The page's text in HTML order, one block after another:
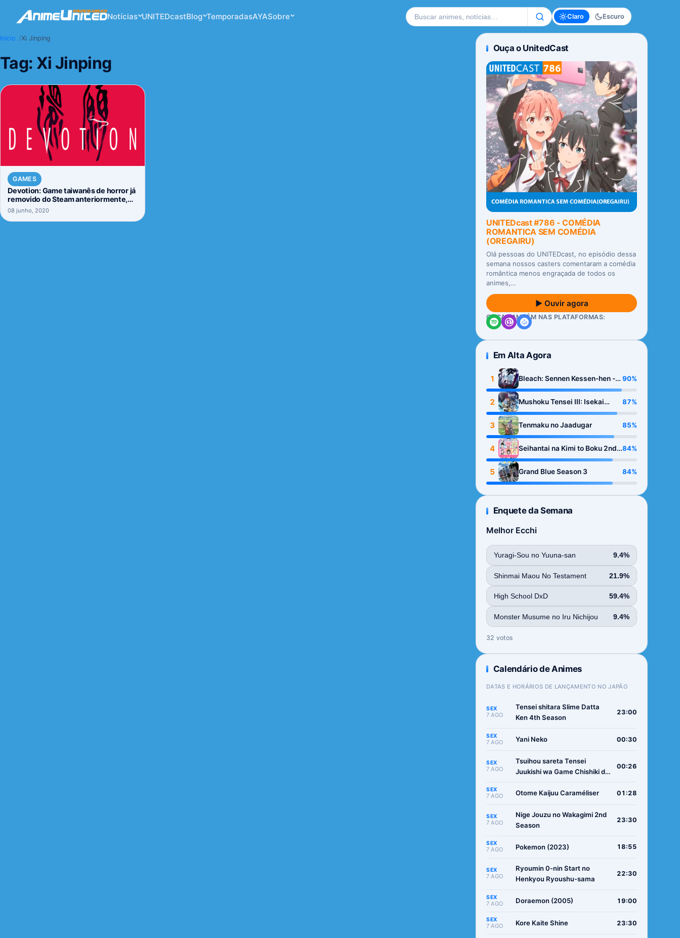
Notícias UNITEDcastBlog TemporadasAYASobre Buscar no site Claro Escuro
Início Xi Jinping
Tag: Xi Jinping
GAMES
Devotion: Game taiwanês de horror já
removido do Steam anteriormente,
retorna com cópia física. Saiba mais a
respeito.
08 junho, 2020
Ouça o UnitedCast
UNITEDcast #786 - COMÉDIA
ROMANTICA SEM COMÉDIA
(OREGAIRU)
Olá pessoas do UNITEDcast, no episódio dessa
semana nossos casters comentaram a comédia
romântica menos engraçada de todos os
animes,…
▶ Ouvir agora
OUÇA TAMBÉM NAS PLATAFORMAS:
Em Alta Agora
1
Bleach: Sennen Kessen-hen -
Kashin-tan
90%
2
Mushoku Tensei III: Isekai
Ittara Honki Dasu
87%
3 Tenmaku no Jaadugar 85%
4
Seihantai na Kimi to Boku 2nd
Season
84%
5 Grand Blue Season 3 84%
Enquete da Semana
Melhor Ecchi
Yuragi-Sou no Yuuna-san 9.4%
Shinmai Maou No Testament 21.9%
High School DxD 59.4%
Monster Musume no Iru Nichijou 9.4%
32 votos
Calendário de Animes
DATAS E HORÁRIOS DE LANÇAMENTO NO JAPÃO
SEX
7 AGO
Tensei shitara Slime Datta
Ken 4th Season
23:00
SEX
7 AGO Yani Neko 00:30
SEX
7 AGO
Tsuihou sareta Tensei
Juukishi wa Game Chishiki de
00:26
SEX
7 AGO Otome Kaijuu Caraméliser 01:28
SEX
7 AGO
Nige Jouzu no Wakagimi 2nd
Season
23:30
SEX
7 AGO Pokemon (2023) 18:55
SEX
7 AGO
Ryoumin 0-nin Start no
Henkyou Ryoushu-sama
22:30
SEX
7 AGO Doraemon (2005) 19:00
SEX
7 AGO Kore Kaite Shine 23:30